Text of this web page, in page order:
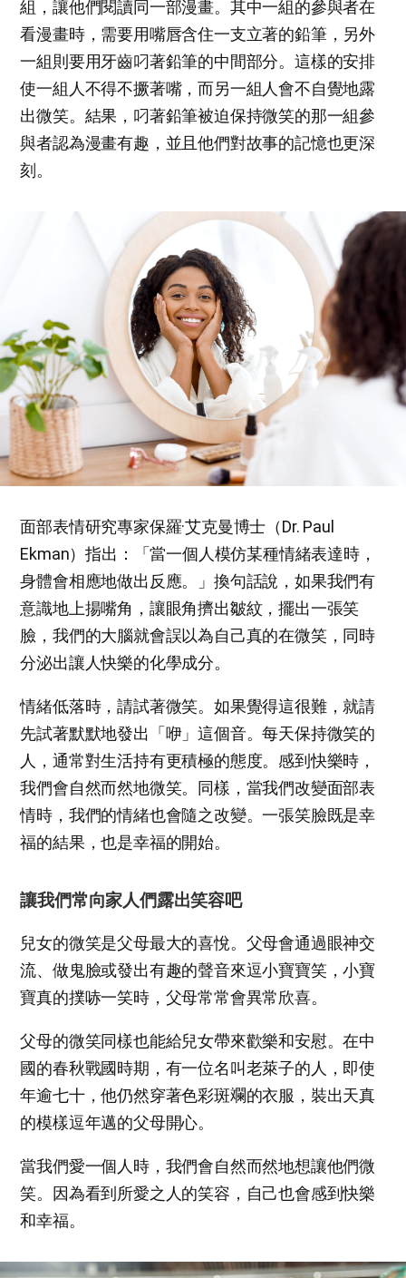
組，讓他們閱讀同一部漫畫。其中一組的參與者在
看漫畫時，需要用嘴唇含住一支立著的鉛筆，另外
一組則要用牙齒叼著鉛筆的中間部分。這樣的安排
使一組人不得不撅著嘴，而另一組人會不自覺地露
出微笑。結果，叼著鉛筆被迫保持微笑的那一組參
與者認為漫畫有趣，並且他們對故事的記憶也更深
刻。
面部表情研究專家保羅·艾克曼博士（Dr. Paul
Ekman）指出：「當一個人模仿某種情緒表達時，
身體會相應地做出反應。」換句話說，如果我們有
意識地上揚嘴角，讓眼角擠出皺紋，擺出一張笑
臉，我們的大腦就會誤以為自己真的在微笑，同時
分泌出讓人快樂的化學成分。
情緒低落時，請試著微笑。如果覺得這很難，就請
先試著默默地發出「咿」這個音。每天保持微笑的
人，通常對生活持有更積極的態度。感到快樂時，
我們會自然而然地微笑。同樣，當我們改變面部表
情時，我們的情緒也會隨之改變。一張笑臉既是幸
福的結果，也是幸福的開始。
讓我們常向家人們露出笑容吧
兒女的微笑是父母最大的喜悅。父母會通過眼神交
流、做鬼臉或發出有趣的聲音來逗小寶寶笑，小寶
寶真的撲哧一笑時，父母常常會異常欣喜。
父母的微笑同樣也能給兒女帶來歡樂和安慰。在中
國的春秋戰國時期，有一位名叫老萊子的人，即使
年逾七十，他仍然穿著色彩斑斕的衣服，裝出天真
的模樣逗年邁的父母開心。
當我們愛一個人時，我們會自然而然地想讓他們微
笑。因為看到所愛之人的笑容，自己也會感到快樂
和幸福。